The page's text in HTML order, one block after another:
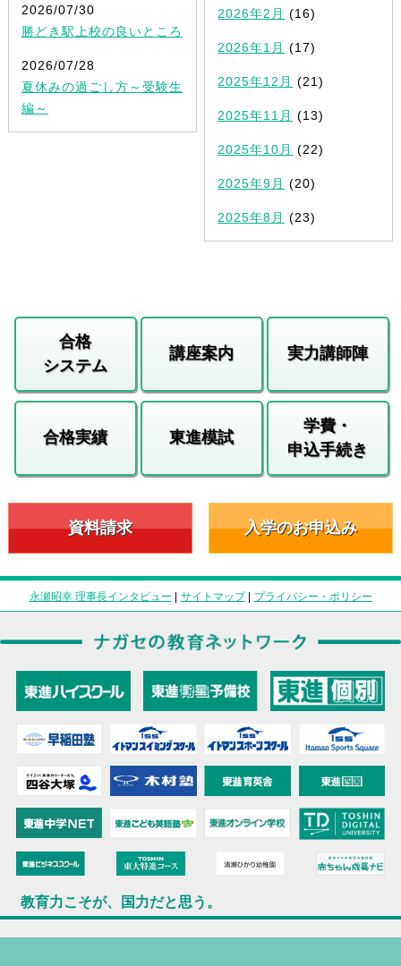
2026/07/30
勝どき駅上校の良いところ
2026/07/28
夏休みの過ごし方～受験生
編～
2026年2月 (16)
2026年1月 (17)
2025年12月 (21)
2025年11月 (13)
2025年10月 (22)
2025年9月 (20)
2025年8月 (23)
合格
システム
講座案内 実力講師陣
合格実績 東進模試
学費・
申込手続き
資料請求 入学のお申込み
永瀬昭幸 理事長インタビュー | サイトマップ| プライバシー・ポリシー
教育力こそが、国力だと思う。